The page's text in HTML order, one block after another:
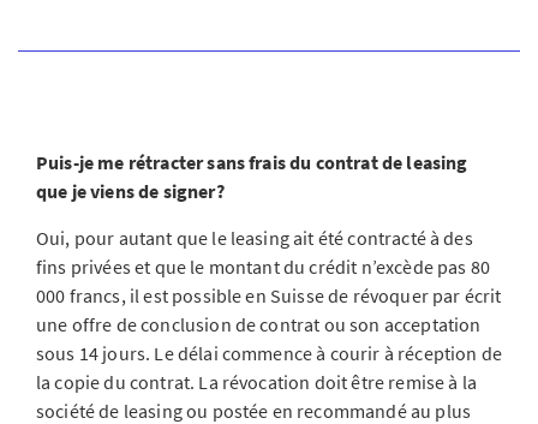
Puis-je me rétracter sans frais du contrat de leasing
que je viens de signer?
Oui, pour autant que le leasing ait été contracté à des
fins privées et que le montant du crédit n’excède pas 80
000 francs, il est possible en Suisse de révoquer par écrit
une offre de conclusion de contrat ou son acceptation
sous 14 jours. Le délai commence à courir à réception de
la copie du contrat. La révocation doit être remise à la
société de leasing ou postée en recommandé au plus